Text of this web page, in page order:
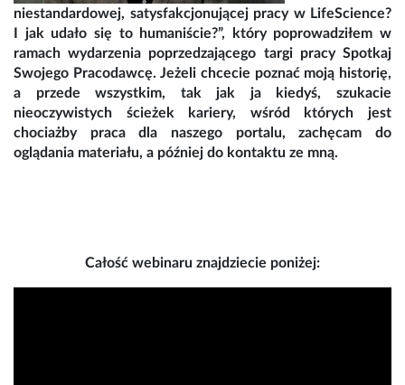
niestandardowej, satysfakcjonującej pracy w LifeScience?
I jak udało się to humaniście?”, który poprowadziłem w
ramach wydarzenia poprzedzającego targi pracy Spotkaj
Swojego Pracodawcę. Jeżeli chcecie poznać moją historię,
a przede wszystkim, tak jak ja kiedyś, szukacie
nieoczywistych ścieżek kariery, wśród których jest
chociażby praca dla naszego portalu, zachęcam do
oglądania materiału, a później do kontaktu ze mną.
Całość webinaru znajdziecie poniżej: